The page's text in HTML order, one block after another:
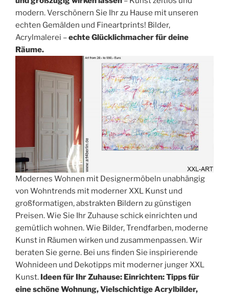
modern. Verschönern Sie Ihr zu Hause mit unseren
echten Gemälden und Fineartprints! Bilder,
Acrylmalerei –echte Glücklichmacher für deine
Räume.
Modernes Wohnen mit Designermöbeln unabhängig
von Wohntrends mit moderner XXL Kunst und
großformatigen, abstrakten Bildern zu günstigen
Preisen. Wie Sie Ihr Zuhause schick einrichten und
gemütlich wohnen. Wie Bilder, Trendfarben, moderne
Kunst in Räumen wirken und zusammenpassen. Wir
beraten Sie gerne. Bei uns finden Sie inspirierende
Wohnideen und Dekotipps mit moderner junger XXL
Kunst. Ideen für Ihr Zuhause: Einrichten: Tipps für
eine schöne Wohnung, Vielschichtige Acrylbilder,